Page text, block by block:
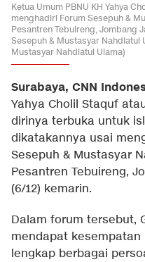
Ketua Umum PBNU KH Yahya
menghadiri Forum Sesepuh &
Pesantren Tebuireng, Jombang
Sesepuh & Mustasyar Nahdlatul
Mustasyar Nahdlatul Ulama)
Surabaya, CNN
Yahya Cholil Staquf
dirinya terbuka untuk
dikatakannya usai
Sesepuh & Mustasyar
Pesantren Tebuireng,
(6/12) kemarin.
Dalam forum tersebut,
mendapat
lengkap berbagai